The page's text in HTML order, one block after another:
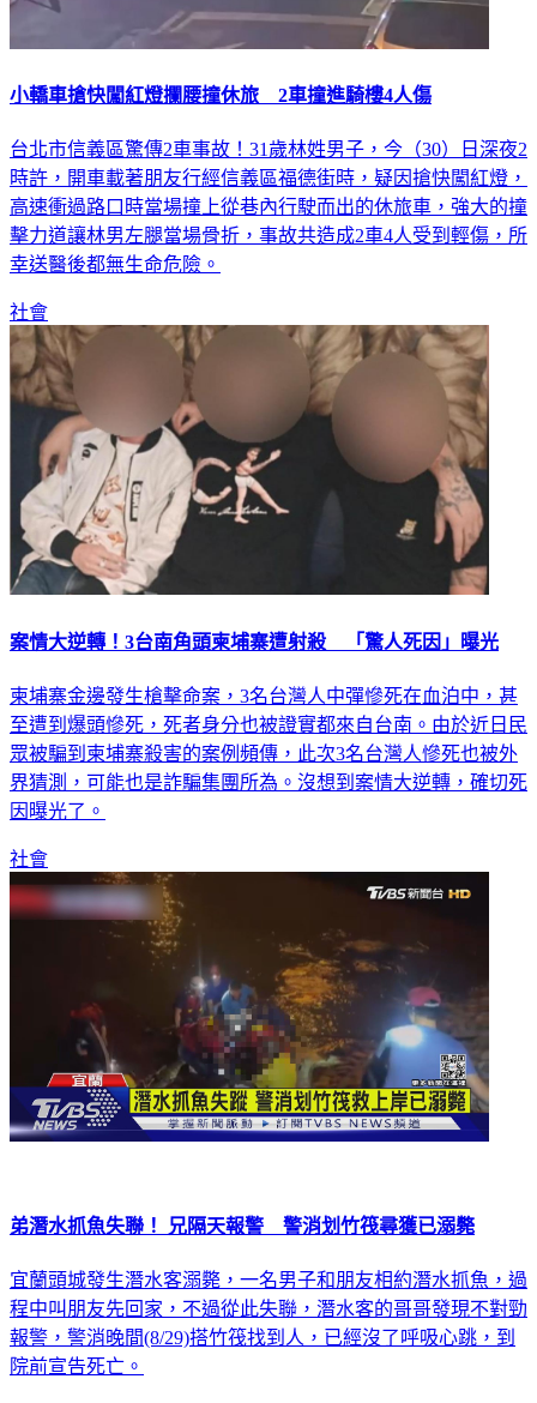
小轎車搶快闖紅燈攔腰撞休旅 2車撞進騎樓4人傷
台北市信義區驚傳2車事故！31歲林姓男子，今（30）日深夜2
時許，開車載著朋友行經信義區福德街時，疑因搶快闖紅燈，
高速衝過路口時當場撞上從巷內行駛而出的休旅車，強大的撞
擊力道讓林男左腿當場骨折，事故共造成2車4人受到輕傷，所
幸送醫後都無生命危險。
社會
案情大逆轉！3台南角頭柬埔寨遭射殺 「驚人死因」曝光
柬埔寨金邊發生槍擊命案，3名台灣人中彈慘死在血泊中，甚
至遭到爆頭慘死，死者身分也被證實都來自台南。由於近日民
眾被騙到柬埔寨殺害的案例頻傳，此次3名台灣人慘死也被外
界猜測，可能也是詐騙集團所為。沒想到案情大逆轉，確切死
因曝光了。
社會
弟潛水抓魚失聯！ 兄隔天報警 警消划竹筏尋獲已溺斃
宜蘭頭城發生潛水客溺斃，一名男子和朋友相約潛水抓魚，過
程中叫朋友先回家，不過從此失聯，潛水客的哥哥發現不對勁
報警，警消晚間(8/29)搭竹筏找到人，已經沒了呼吸心跳，到
院前宣告死亡。